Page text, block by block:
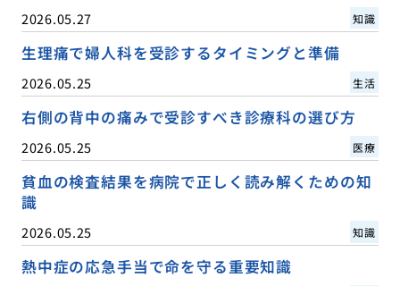
2026.05.27 知識
生理痛で婦人科を受診するタイミングと準備
2026.05.25 生活
右側の背中の痛みで受診すべき診療科の選び方
2026.05.25 医療
貧血の検査結果を病院で正しく読み解くための知
識
2026.05.25 知識
熱中症の応急手当で命を守る重要知識